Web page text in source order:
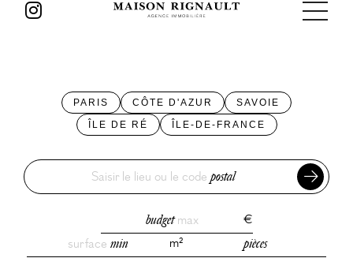
PARIS CÔTE D'AZUR
SAVOIE
ÎLE DE RÉ
ÎLE-DE-FRANCE
Saisir le lieu ou le code postal
budgetmax
€
surface min m² pièces